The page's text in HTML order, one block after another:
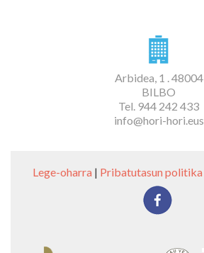
Arbidea, 1 . 48004
BILBO
Tel. 944 242 433
info@hori-hori.eus
Lege-oharra | Pribatutasun politika